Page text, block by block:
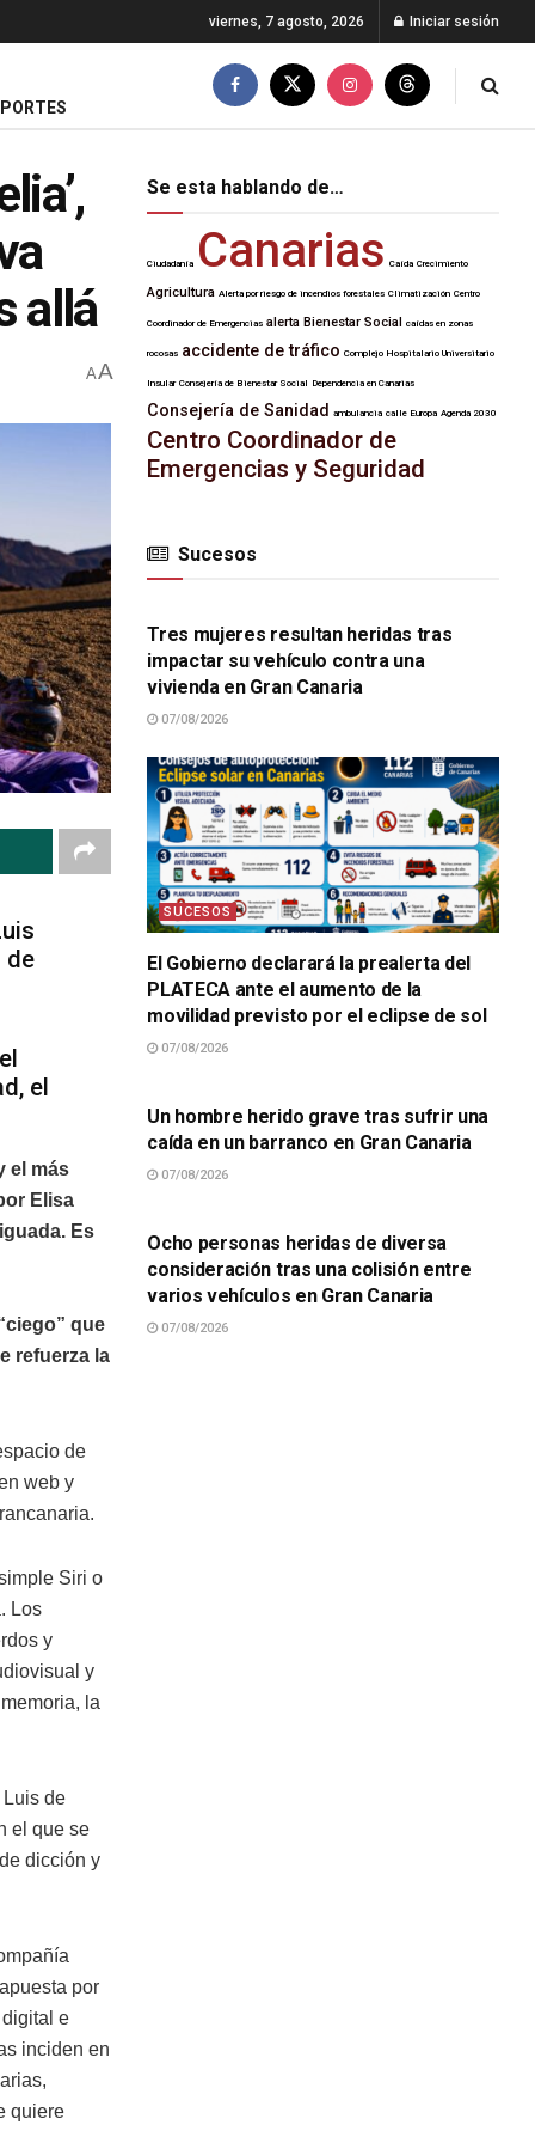
viernes, 7 agosto, 2026 Iniciar sesión
allá
AA
de
el
el más
Elisa
Es
que
refuerza la
de
web y
Siri o
Los
y
y
la
de
el que se
dicción y
por
e
inciden en
quiere
Se esta hablando de…
Ciudadanía Canarias Caída Crecimiento
Agricultura Alerta por riesgo de incendios forestales Climatización Centro
Coordinador de Emergencias alerta Bienestar Social caídas en zonas
rocosas accidente de tráfico Complejo Hospitalario Universitario
Insular Consejería de Bienestar Social Dependencia en Canarias
Consejería de Sanidad ambulancia calle Europa Agenda 2030
Centro Coordinador de
Emergencias y Seguridad
Sucesos
SUCESOS
Tres mujeres resultan heridas tras
impactar su vehículo contra una
vivienda en Gran Canaria
07/08/2026
SUCESOS
El Gobierno declarará la prealerta del
PLATECA ante el aumento de la
movilidad previsto por el eclipse de sol
07/08/2026
Un hombre herido grave tras sufrir una
caída en un barranco en Gran Canaria
07/08/2026
Ocho personas heridas de diversa
consideración tras una colisión entre
varios vehículos en Gran Canaria
07/08/2026